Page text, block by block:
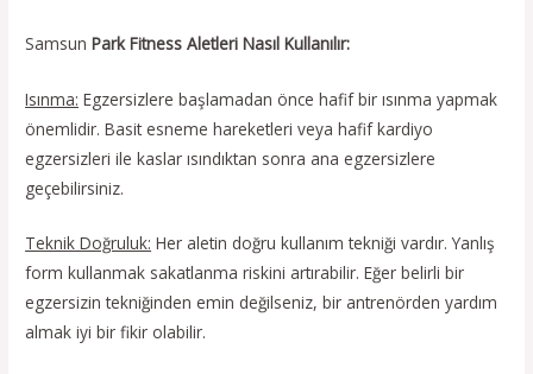
SamsunPark Fitness Aletleri Nasıl Kullanılır:
Isınma: Egzersizlere başlamadan önce hafif bir ısınma yapmak
önemlidir. Basit esneme hareketleri veya hafif kardiyo
egzersizleri ile kaslar ısındıktan sonra ana egzersizlere
geçebilirsiniz.
Teknik Doğruluk: Her aletin doğru kullanım tekniği vardır. Yanlış
form kullanmak sakatlanma riskini artırabilir. Eğer belirli bir
egzersizin tekniğinden emin değilseniz, bir antrenörden yardım
almak iyi bir fikir olabilir.